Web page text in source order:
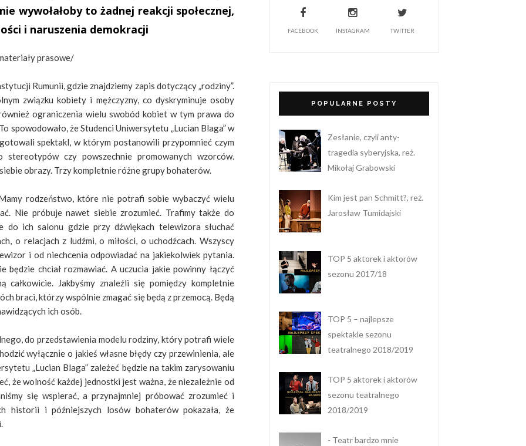
wywołałoby to żadnej reakcji społecznej,
i naruszenia demokracji
prasowe/
Rumunii, gdzie znajdziemy zapis dotyczący „rodziny”.
związku kobiety i mężczyzny, co dyskryminuje osoby
ograniczenia wielu swobód kobiet w tym prawa do
spowodowało, że Studenci Uniwersytetu „Lucian Blaga” w
spektakl, w którym postanowili przypomnieć czym
czy powszechnie promowanych wzorców.
obrazy. Trzy kompletnie różne grupy bohaterów.
rodzeństwo, które nie potrafi sobie wybaczyć wielu
Nie próbuje nawet siebie zrozumieć. Trafimy także do
do ich salonu gdzie przy dźwiękach telewizora słuchać
o relacjach z ludźmi, o miłości, o uchodźcach. Wszyscy
i od niechcenia odpowiadać na jakiekolwiek pytania.
będzie chciał rozmawiać. A uczucia jakie powinny łączyć
całkowicie. Jakbyśmy znaleźli się pomiędzy kompletnie
braci, którzy wspólnie zmagać się będą z przemocą. Będą
ich osób.
do przedstawienia modelu rodziny, który potrafi wiele
wyłącznie o jakieś własne błędy czy przewinienia, ale
„Lucian Blaga” zależeć będzie na takim zarysowaniu
że wolność każdej jednostki jest ważna, że niezależnie od
się wspierać, a przynajmniej próbować zrozumieć i
historii i późniejszych losów bohaterów pokazała, że
FACEBOOK INSTAGRAM TWITTER
POPULARNE POSTY
Zesłanie, czyli anty-
tragedia syberyjska, reż.
Mikołaj Grabowski
Kim jest pan Schmitt?, reż.
Jarosław Tumidajski
TOP 5 aktorek i aktorów
sezonu 2017/18
TOP 5 – najlepsze
spektakle sezonu
teatralnego 2018/2019
TOP 5 aktorek i aktorów
sezonu teatralnego
2018/2019
- Teatr bardzo mnie